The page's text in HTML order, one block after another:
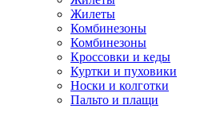
Жилеты
Комбинезоны
Комбинезоны
Кроссовки и кеды
Куртки и пуховики
Носки и колготки
Пальто и плащи